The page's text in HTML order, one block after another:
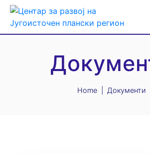
Home Документи